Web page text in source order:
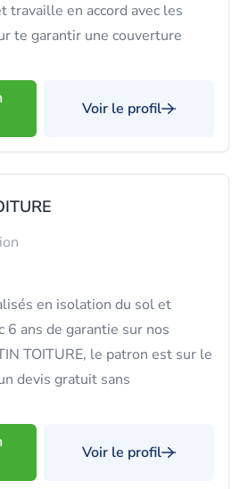
travaille en accord avec les
te garantir une couverture
Voir le profil
en isolation du sol et
ans de garantie sur nos
TOITURE, le patron est sur le
devis gratuit sans
Voir le profil